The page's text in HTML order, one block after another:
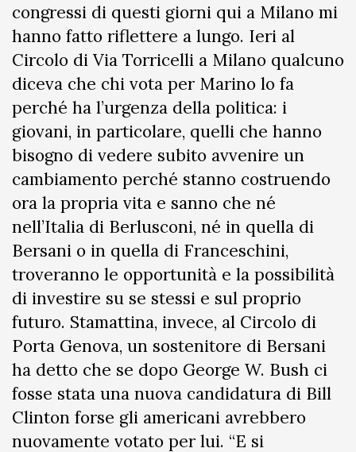
congressi di questi giorni qui a Milano mi
hanno fatto riflettere a lungo. Ieri al
Circolo di Via Torricelli a Milano qualcuno
diceva che chi vota per Marino lo fa
perché ha l’urgenza della politica: i
giovani, in particolare, quelli che hanno
bisogno di vedere subito avvenire un
cambiamento perché stanno costruendo
ora la propria vita e sanno che né
nell’Italia di Berlusconi, né in quella di
Bersani o in quella di Franceschini,
troveranno le opportunità e la possibilità
di investire su se stessi e sul proprio
futuro. Stamattina, invece, al Circolo di
Porta Genova, un sostenitore di Bersani
ha detto che se dopo George W. Bush ci
fosse stata una nuova candidatura di Bill
Clinton forse gli americani avrebbero
nuovamente votato per lui. “E si